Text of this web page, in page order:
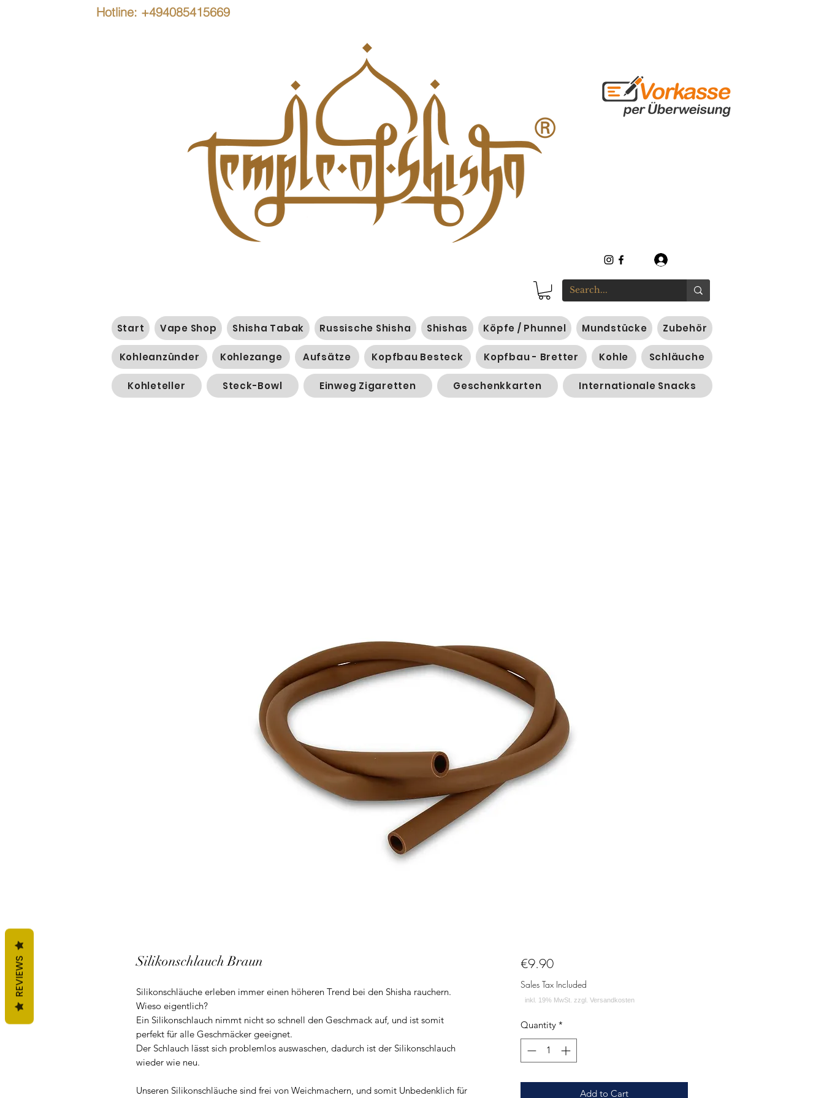
Hotline: +494085415669
Start Vape Shop Shisha Tabak Russische Shisha Shishas Köpfe / Phunnel Mundstücke Zubehör
Kohleanzünder Kohlezange Aufsätze Kopfbau Besteck Kopfbau - Bretter Kohle Schläuche
Kohleteller Steck-Bowl Einweg Zigaretten Geschenkkarten Internationale Snacks
Silikonschlauch Braun
Silikonschläuche erleben immer einen höheren Trend bei den Shisha rauchern.
Wieso eigentlich?
Ein Silikonschlauch nimmt nicht so schnell den Geschmack auf, und ist somit
perfekt für alle Geschmäcker geeignet.
Der Schlauch lässt sich problemlos auswaschen, dadurch ist der Silikonschlauch
wieder wie neu.
Unseren Silikonschläuche sind frei von Weichmachern, und somit Unbedenklich für
€9.90Price
Sales Tax Included
Quantity *
Add to Cart
REVIEWS